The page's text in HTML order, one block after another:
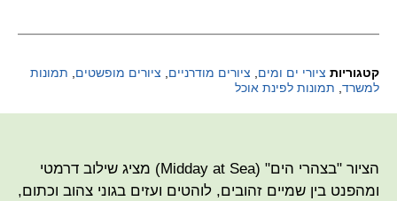
קטגוריות ציורי ים ומים, ציורים מודרניים, ציורים מופשטים, תמונות
למשרד, תמונות לפינת אוכל
הציור "בצהרי הים" (Midday at Sea) מציג שילוב דרמטי
ומהפנט בין שמיים זהובים, לוהטים ועזים בגוני צהוב וכתום,